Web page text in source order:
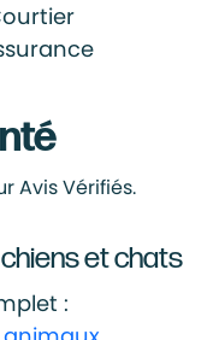
Avis Vérifiés.
et chats
: